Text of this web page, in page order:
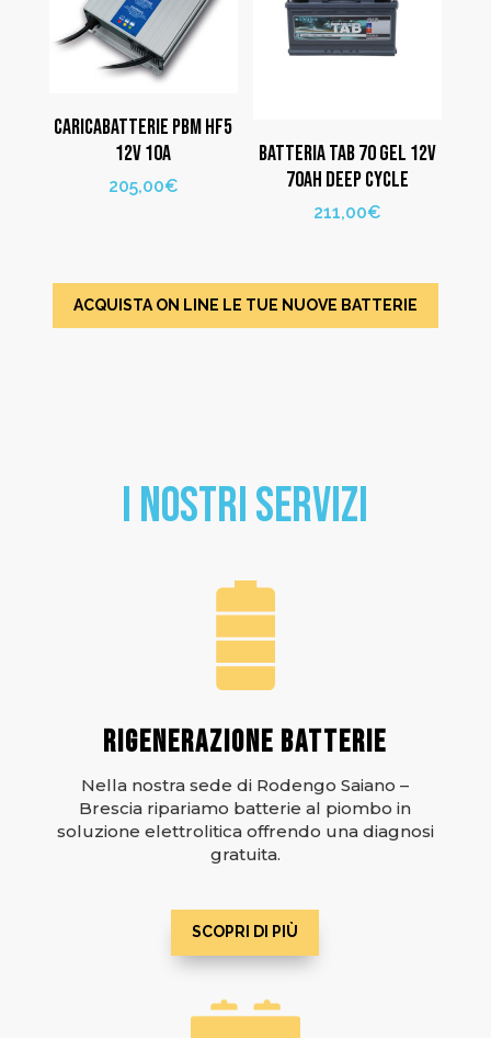
CARICABATTERIE PBM HF5
12V 10A
205,00€
BATTERIA TAB 70 GEL 12V
70AH DEEP CYCLE
211,00€
ACQUISTA ON LINE LE TUE NUOVE BATTERIE
I NOSTRI SERVIZI
RIGENERAZIONE BATTERIE
Nella nostra sede di Rodengo Saiano –
Brescia ripariamo batterie al piombo in
soluzione elettrolitica offrendo una diagnosi
gratuita.
SCOPRI DI PIÙ